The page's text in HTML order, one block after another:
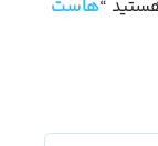
“هاست